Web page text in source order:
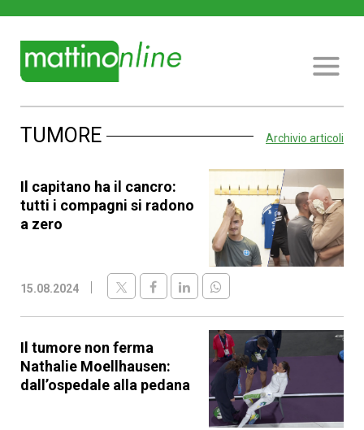
TUMORE Archivio articoli
Il capitano ha il cancro:
tutti i compagni si radono
a zero
15.08.2024
Il tumore non ferma
Nathalie Moellhausen:
dall’ospedale alla pedana